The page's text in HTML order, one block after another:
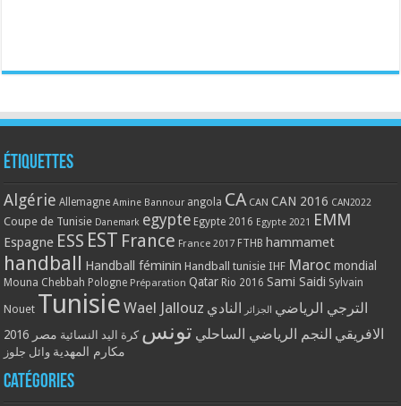
Étiquettes
Algérie Allemagne Amine Bannour angola CA CAN CAN 2016 CAN2022
Coupe de Tunisie Danemark egypte Egypte 2016 Egypte 2021 EMM
Espagne ESS EST France France 2017 FTHB hammamet
handball Handball féminin Handball tunisie IHF Maroc mondial
Mouna Chebbah Pologne Préparation Qatar Rio 2016 Sami Saidi Sylvain
Nouet Tunisie Wael Jallouz الترجي الرياضي الجزائر النادي
الافريقي النجم الرياضي الساحلي تونس كرة اليد النسائية مصر 2016
مكارم المهدية وائل جلوز
Catégories